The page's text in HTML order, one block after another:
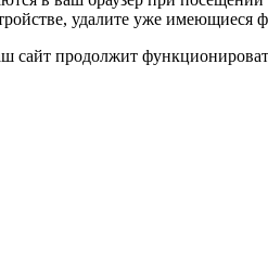
удалите уже имеющиеся
продолжит